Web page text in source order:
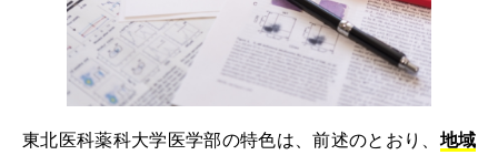
東北医科薬科大学医学部の特色は、前述のとおり、 地域